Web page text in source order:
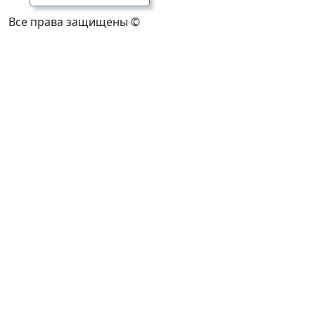
Все права защищены ©